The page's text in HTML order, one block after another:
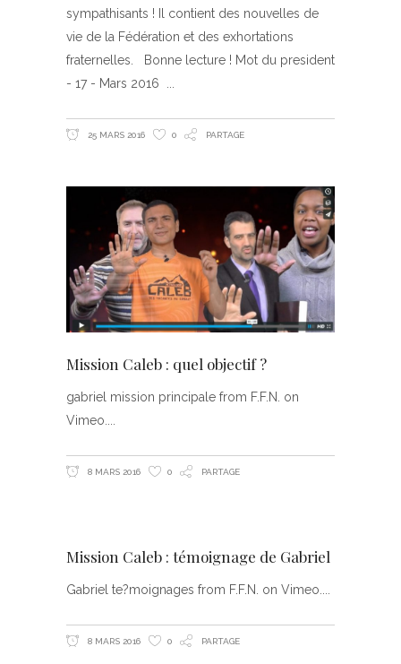
sympathisants ! Il contient des nouvelles de
vie de la Fédération et des exhortations
fraternelles. Bonne lecture ! Mot du president
- 17 - Mars 2016
25 MARS 2016 0 PARTAGE
Mission Caleb : quel objectif ?
gabriel mission principale from F.F.N. on
Vimeo.
8 MARS 2016 0 PARTAGE
Mission Caleb : témoignage de Gabriel
Gabriel te?moignages from F.F.N. on Vimeo.
8 MARS 2016 0 PARTAGE